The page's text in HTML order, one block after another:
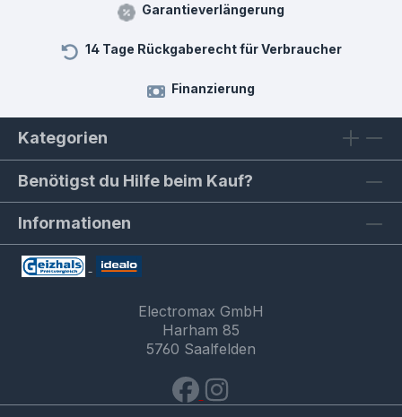
Garantieverlängerung
14 Tage Rückgaberecht für Verbraucher
Finanzierung
Kategorien
Benötigst du Hilfe beim Kauf?
Informationen
Electromax GmbH
Harham 85
5760 Saalfelden